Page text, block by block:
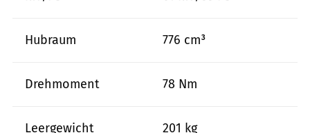
Hubraum 776 cm³
Drehmoment 78 Nm
Leergewicht 201 kg